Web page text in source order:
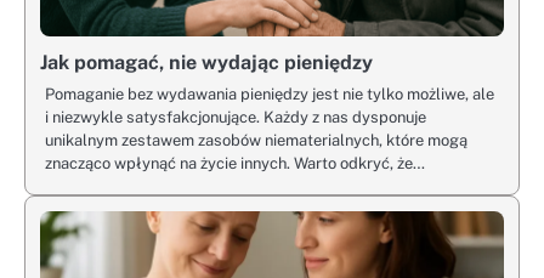
Jak pomagać, nie wydając pieniędzy
Pomaganie bez wydawania pieniędzy jest nie tylko możliwe, ale
i niezwykle satysfakcjonujące. Każdy z nas dysponuje
unikalnym zestawem zasobów niematerialnych, które mogą
znacząco wpłynąć na życie innych. Warto odkryć, że…